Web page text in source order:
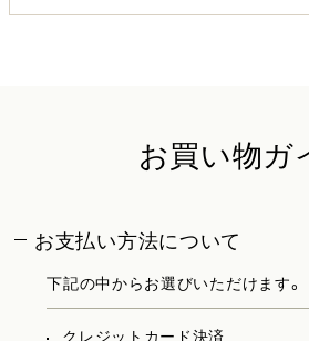
お買い物ガ
お支払い方法について
下記の中からお選びいただけます。
クレジットカード決済